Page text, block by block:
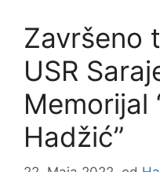
Završeno
USR
Memorijal
Hadžić”